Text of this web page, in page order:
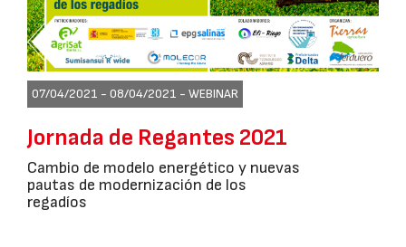
07/04/2021 - 08/04/2021 - WEBINAR
Jornada de Regantes 2021
Cambio de modelo energético y nuevas
pautas de modernización de los
regadíos